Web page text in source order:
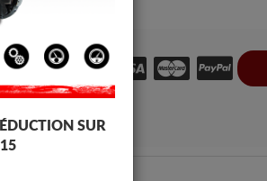
349€
TTC
SUR